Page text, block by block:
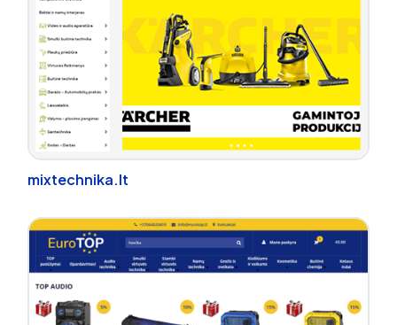
mixtechnika.lt